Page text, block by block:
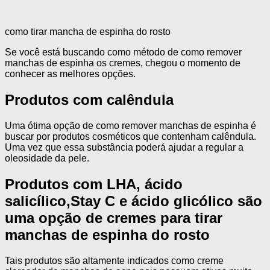
como tirar mancha de espinha do rosto
Se você está buscando como método de como remover
manchas de espinha os cremes, chegou o momento de
conhecer as melhores opções.
Produtos com calêndula
Uma ótima opção de como remover manchas de espinha é
buscar por produtos cosméticos que contenham calêndula.
Uma vez que essa substância poderá ajudar a regular a
oleosidade da pele.
Produtos com LHA, ácido
salicílico,Stay C e ácido glicólico são
uma opção de cremes para tirar
manchas de espinha do rosto
Tais produtos são altamente indicados como creme